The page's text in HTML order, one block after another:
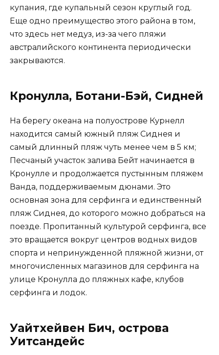
купания, где купальный сезон круглый год.
Еще одно преимущество этого района в том,
что здесь нет медуз, из-за чего пляжи
австралийского континента периодически
закрываются.
Кронулла, Ботани-Бэй, Сидней
На берегу океана на полуострове Курнелл
находится самый южный пляж Сиднея и
самый длинный пляж чуть менее чем в 5 км;
Песчаный участок залива Бейт начинается в
Кронулле и продолжается пустынным пляжем
Ванда, поддерживаемым дюнами. Это
основная зона для серфинга и единственный
пляж Сиднея, до которого можно добраться на
поезде. Пропитанный культурой серфинга, все
это вращается вокруг центров водных видов
спорта и непринужденной пляжной жизни, от
многочисленных магазинов для серфинга на
улице Кронулла до пляжных кафе, клубов
серфинга и лодок.
Уайтхейвен Бич, острова
Уитсандейс